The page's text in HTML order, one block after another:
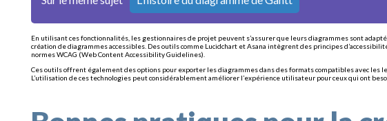
En utilisant ces fonctionnalités, les gestionnaires de projet peuvent s’assurer que leurs diagrammes sont
création de diagrammes accessibles. Des outils comme Lucidchart et Asana intègrent des principes
normes WCAG (Web Content Accessibility Guidelines).
Ces outils offrent également des options pour exporter les diagrammes dans des formats compatibles avec les
L’utilisation de ces technologies peut considérablement améliorer l’expérience utilisateur pour ceux qui ont